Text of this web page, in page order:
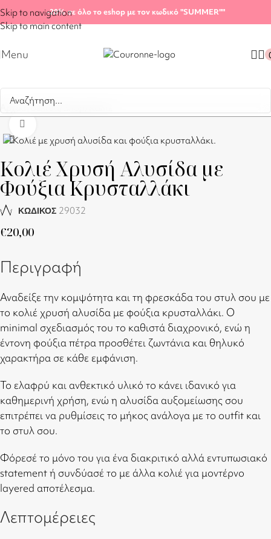
Skip to navigation
Skip to main content
-20%σε όλο το eshop με τον κωδικό "SUMMER""
Menu
Αρχική σελίδα
Κολιέ Χρυσή Αλυσίδα με
Φούξια Κρυσταλλάκι
ΚΩΔΙΚΟΣ 29032
€20,00
Περιγραφή
Αναδείξε την κομψότητα και τη φρεσκάδα του στυλ σου με
το κολιέ χρυσή αλυσίδα με φούξια κρυσταλλάκι. Ο
minimal σχεδιασμός του το καθιστά διαχρονικό, ενώ η
έντονη φούξια πέτρα προσθέτει ζωντάνια και θηλυκό
χαρακτήρα σε κάθε εμφάνιση.
Το ελαφρύ και ανθεκτικό υλικό το κάνει ιδανικό για
καθημερινή χρήση, ενώ η αλυσίδα αυξομείωσης σου
επιτρέπει να ρυθμίσεις το μήκος ανάλογα με το outfit και
το στυλ σου.
Φόρεσέ το μόνο του για ένα διακριτικό αλλά εντυπωσιακό
statement ή συνδύασέ το με άλλα κολιέ για μοντέρνο
layered αποτέλεσμα.
Λεπτομέρειες